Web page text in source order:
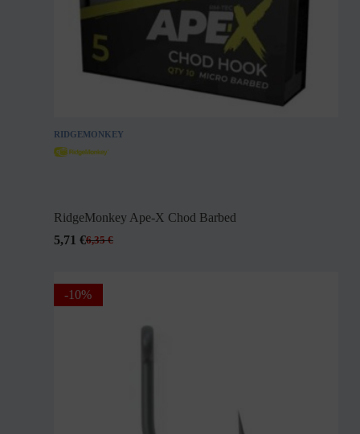
RIDGEMONKEY
RidgeMonkey Ape-X Chod Barbed
6,35€
5,71 €
-10%